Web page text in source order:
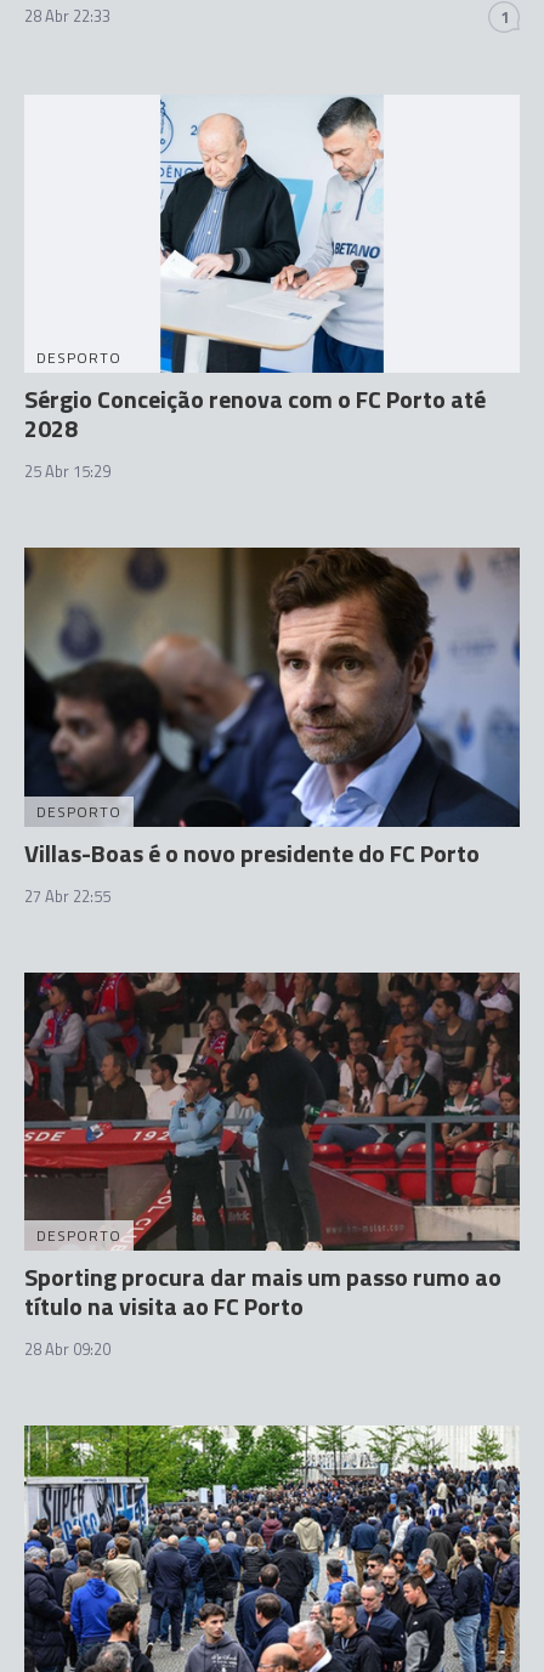
28 Abr 22:33 1
DESPORTO
Sérgio Conceição renova com o FC Porto até
2028
25 Abr 15:29
DESPORTO
Villas-Boas é o novo presidente do FC Porto
27 Abr 22:55
DESPORTO
Sporting procura dar mais um passo rumo ao
título na visita ao FC Porto
28 Abr 09:20